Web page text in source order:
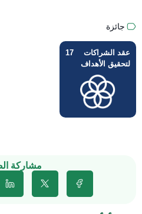
جائزة
عقد الشراكات
لتحقيق الأهداف
17
مشاركة